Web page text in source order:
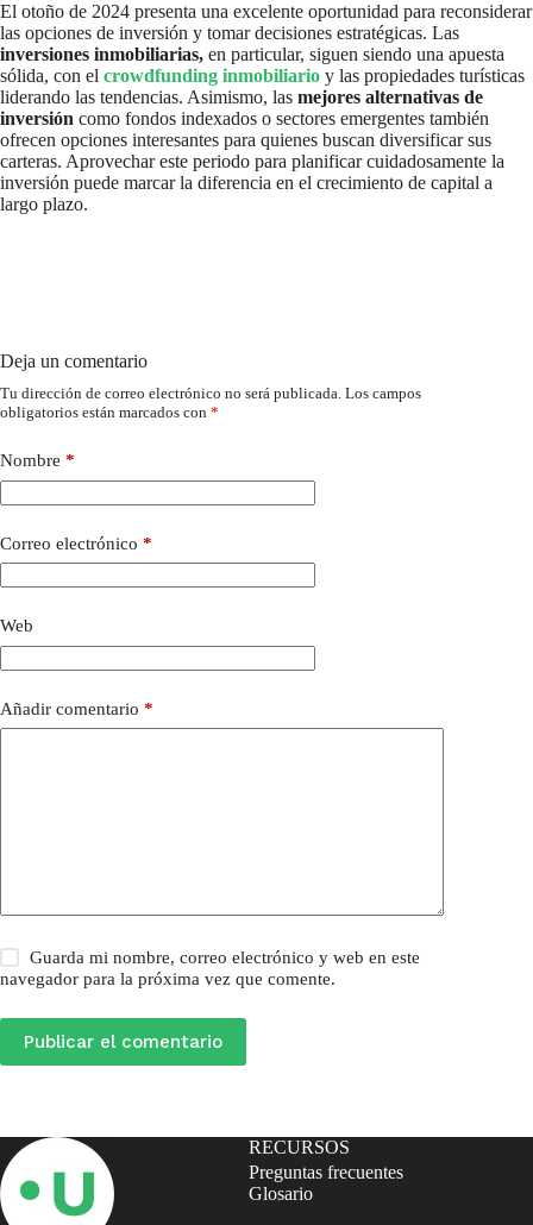
El otoño de 2024 presenta una excelente oportunidad para reconsiderar
las opciones de inversión y tomar decisiones estratégicas. Las
inversiones inmobiliarias, en particular, siguen siendo una apuesta
sólida, con el crowdfunding inmobiliario y las propiedades turísticas
liderando las tendencias. Asimismo, las mejores alternativas de
inversión como fondos indexados o sectores emergentes también
ofrecen opciones interesantes para quienes buscan diversificar sus
carteras. Aprovechar este periodo para planificar cuidadosamente la
inversión puede marcar la diferencia en el crecimiento de capital a
largo plazo.
Deja un comentario
Tu dirección de correo electrónico no será publicada. Los campos
obligatorios están marcados con *
Nombre *
Correo electrónico *
Web
Añadir comentario *
Guarda mi nombre, correo electrónico y web en este
navegador para la próxima vez que comente.
Publicar el comentario
RECURSOS
Preguntas frecuentes
Glosario